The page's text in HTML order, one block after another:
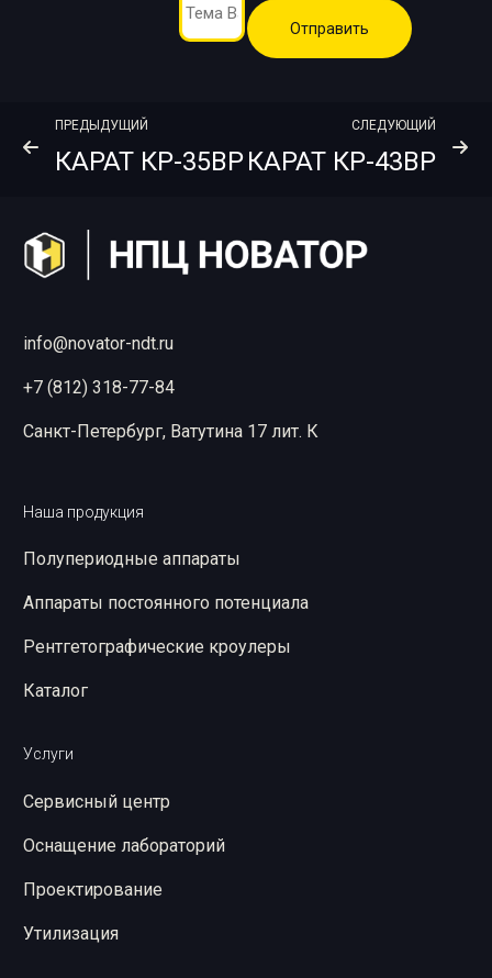
ПРЕДЫДУЩИЙ
КАРАТ КР-35ВР
СЛЕДУЮЩИЙ
КАРАТ КР-43ВР
info@novator-ndt.ru
+7 (812) 318-77-84
Санкт-Петербург, Ватутина 17 лит. К
Наша продукция
Полупериодные аппараты
Аппараты постоянного потенциала
Рентгетографические кроулеры
Каталог
Услуги
Сервисный центр
Оснащение лабораторий
Проектирование
Утилизация